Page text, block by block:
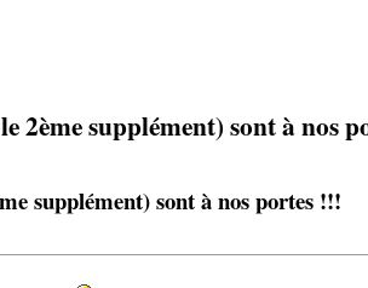
supplément) sont à nos
supplément) sont à nos portes !!!